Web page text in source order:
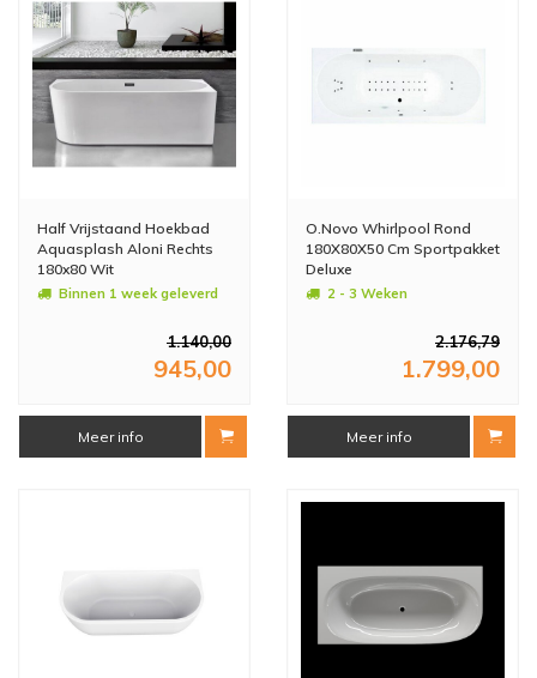
Half Vrijstaand Hoekbad
Aquasplash Aloni Rechts
180x80 Wit
Binnen 1 week geleverd
1.140,00
945,00
Meer info
O.Novo Whirlpool Rond
180X80X50 Cm Sportpakket
Deluxe
2 - 3 Weken
2.176,79
1.799,00
Meer info